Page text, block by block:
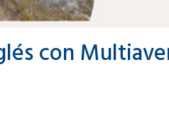
con